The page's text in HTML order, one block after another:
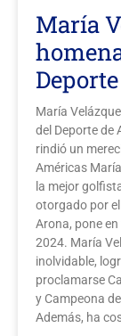
María
María
del Deporte de
rindió un
Américas
la mejor
otorgado por
Arona, pone
2024. María
inolvidable,
proclamarse
y Campeona
Además, ha